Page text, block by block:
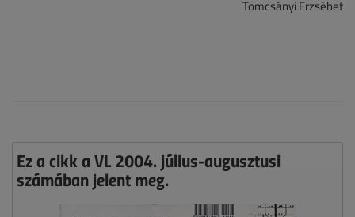
Tomcsányi Erzsébet
Ez a cikk a VL 2004. július-augusztusi
számában jelent meg.